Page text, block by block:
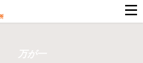
万が一